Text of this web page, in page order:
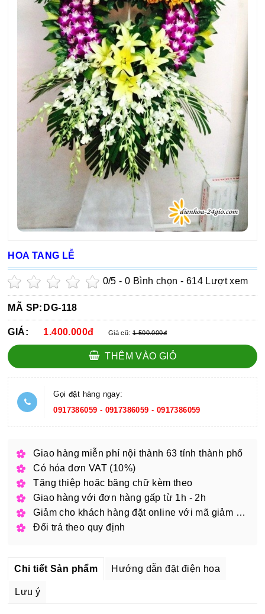
HOA TANG LỄ
0/5 -0 Bình chọn - 614 Lượt xem
MÃ SP: DG-118
GIÁ: 1.400.000đ Giá cũ:1.500.000đ
THÊM VÀO GIỎ
Gọi đặt hàng ngay:
0917386059 - 0917386059 - 0917386059
Giao hàng miễn phí nội thành 63 tỉnh thành phố
Có hóa đơn VAT (10%)
Tặng thiệp hoặc băng chữ kèm theo
Giao hàng với đơn hàng gấp từ 1h - 2h
Giảm cho khách hàng đặt online với mã giảm giá
Đổi trả theo quy định
Chi tiết Sản phẩm Hướng dẫn đặt điện hoa
Lưu ý